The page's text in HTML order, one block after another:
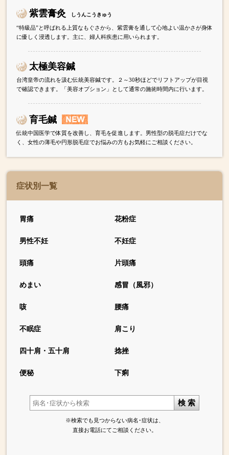
紫雲膏灸 しうんこうきゅう
“特級品”と呼ばれる上質なもぐさから、紫雲膏を通して心地よい温かさが身体
に優しく浸透します。主に、婦人科疾患に用いられます。
太極美容鍼
台湾皇帝の流れを汲む伝統美容鍼です。２～30秒ほどでリフトアップが目視
で確認できます。「美容オプション」として通常の施術時間内に行います。
育毛鍼
伝統中国医学で体質を改善し、育毛を促進します。男性型の脱毛症だけでな
く、女性の薄毛や円形脱毛症でお悩みの方もお気軽にご相談ください。
症状別一覧
胃痛 花粉症
男性不妊 不妊症
頭痛 片頭痛
めまい 感冒（風邪）
咳 腰痛
不眠症 肩こり
四十肩・五十肩 捻挫
便秘 下痢
検 索
※検索でも見つからない病名･症状は、
直接お電話にてご相談ください。